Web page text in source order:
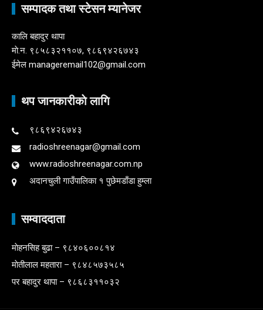
सम्पादक तथा स्टेसन म्यानेजर
कालि बहादुर थापा
माे.न. ९८५८३२११०७, ९८६९४२६७४३
ईमेल manageremail102@gmail.com
थप जानकारीकाे लागि
९८६९४२६७४३
radioshreenagar@gmail.com
www.radioshreenagar.com.np
अदानचुली गाउँपालिका १ पुछेमडाँडा हुम्ला
सम्वाददाता
माेहनसिह बुढा – ९८४०६००८१४
माेतीलाल महतारा – ९८४८५७३५८५
पर बहादुर थापा – ९८६८३११०३२